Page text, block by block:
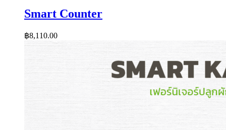
Smart Counter
฿8,110.00